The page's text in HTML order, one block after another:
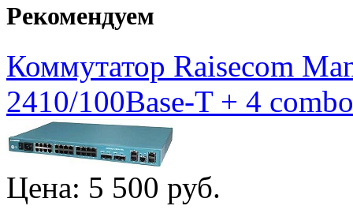
Рекомендуем
Коммутатор Raisecom
2410/100Base-T + 4
Цена: 5 500 руб.